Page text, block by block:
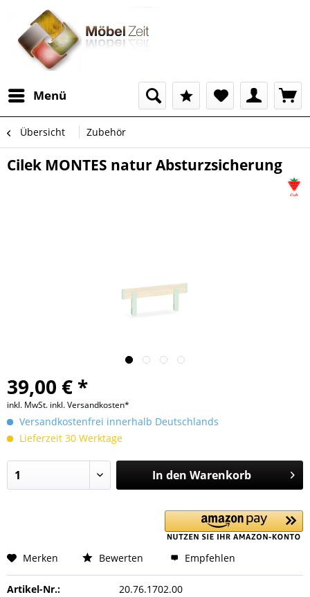
Menü
Übersicht Zubehör
Cilek MONTES natur Absturzsicherung
39,00 € *
inkl. MwSt. inkl. Versandkosten*
Versandkostenfrei innerhalb Deutschlands
Lieferzeit 30 Werktage
In den Warenkorb
Merken Bewerten Empfehlen
Artikel-Nr.: 20.76.1702.00